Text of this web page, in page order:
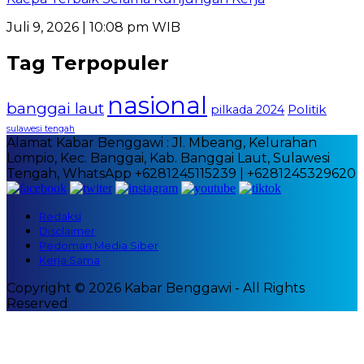
Juli 9, 2026 | 10:08 pm WIB
Tag Terpopuler
banggai laut nasional pilkada 2024 Politik
sulawesi tengah
Alamat Kabar Benggawi : Jl. Mbeang, Kelurahan
Lompio, Kec. Banggai, Kab. Banggai Laut, Sulawesi
Tengah, WhatsApp +6281245115239 | +6281245329620
Redaksi
Disclaimer
Pedoman Media Siber
Kerja Sama
Copyright © 2026 Kabar Benggawi - All Rights
Reserved